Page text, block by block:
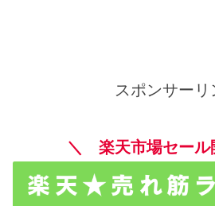
スポンサーリ
＼ 楽天市場セー